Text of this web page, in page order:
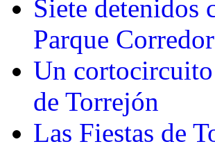
Siete detenidos
Parque Corredor
Un
de Torrejón
Las Fiestas de